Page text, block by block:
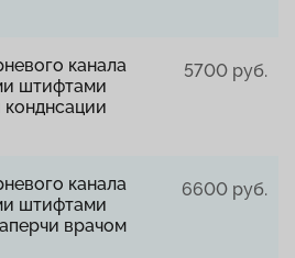
канала
штифтами
5700 руб.
канала
штифтами
врачом
6600 руб.